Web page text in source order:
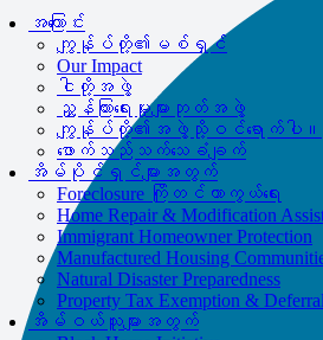
Impacted by the recent wildfires? အကူအညီ
877-894-4663
အကြောင်း
ကျွန်ုပ်တို့၏မစ်ရှင်
Our Impact
ငါတို့အဖွဲ့
ညွှန်ကြားရေးမှုးများဘုတ်အဖွဲ့
ကျွန်ုပ်တို့၏အဖွဲ့သို့ဝင်ရောက်ပါ။
ဖောက်သည်သက်သေခံချက်
အိမ်ပိုင်ရှင်များအတွက်
Foreclosure ကြိုတင်ကာကွယ်ရေး
Home Repair & Modification
Immigrant Homeowner Protection
Manufactured Housing
Natural Disaster Preparedness
Property Tax Exemption &
အိမ်ဝယ်သူများအတွက်